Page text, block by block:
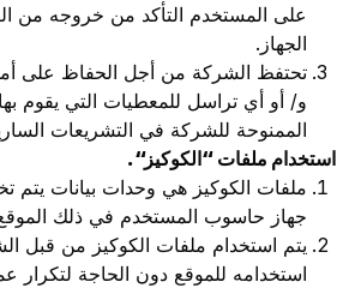
الجهاز.
تحتفظ الشركة من أجل الحفاظ على أمن
و/ أو أي تراسل للمعطيات التي يقوم
الممنوحة للشركة في التشريعات
استخدام ملفات “الكوكيز“.
ملفات الكوكيز هي وحدات بيانات يتم
جهاز حاسوب المستخدم في ذلك الموقع
يتم استخدام ملفات الكوكيز من قبل
استخدامه للموقع دون الحاجة لتكرار